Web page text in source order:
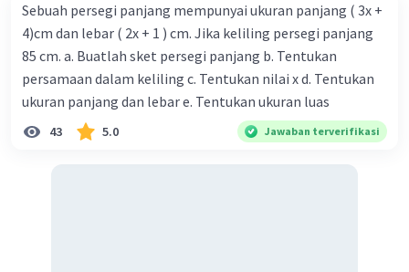
Sebuah persegi panjang mempunyai ukuran panjang ( 3x +
4)cm dan lebar ( 2x + 1 ) cm. Jika keliling persegi panjang
85 cm. a. Buatlah sket persegi panjang b. Tentukan
persamaan dalam keliling c. Tentukan nilai x d. Tentukan
ukuran panjang dan lebar e. Tentukan ukuran luas
43 5.0 Jawaban terverifikasi